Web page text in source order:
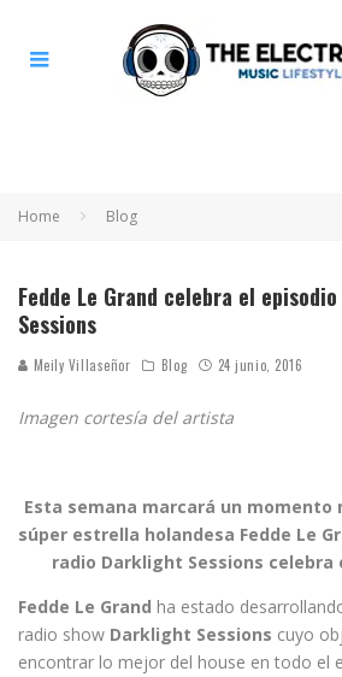
Home Blog
Fedde Le Grand celebra el
Sessions
Meily Villaseñor Blog 24 junio, 2016
Imagen cortesía del artista
Esta semana marcará un momento
súper estrella holandesa Fedde Le
radio Darklight Sessions celebra
Fedde Le Grand ha estado
radio show Darklight Sessions cuyo
encontrar lo mejor del house en todo el